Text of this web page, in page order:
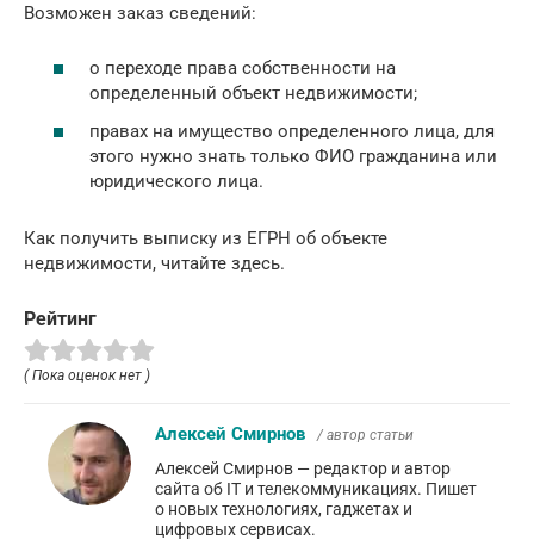
Возможен заказ сведений:
о переходе права собственности на
определенный объект недвижимости;
правах на имущество определенного лица, для
этого нужно знать только ФИО гражданина или
юридического лица.
Как получить выписку из ЕГРН об объекте
недвижимости, читайте здесь.
Рейтинг
( Пока оценок нет )
Алексей Смирнов / автор статьи
Алексей Смирнов — редактор и автор
сайта об IT и телекоммуникациях. Пишет
о новых технологиях, гаджетах и
цифровых сервисах.